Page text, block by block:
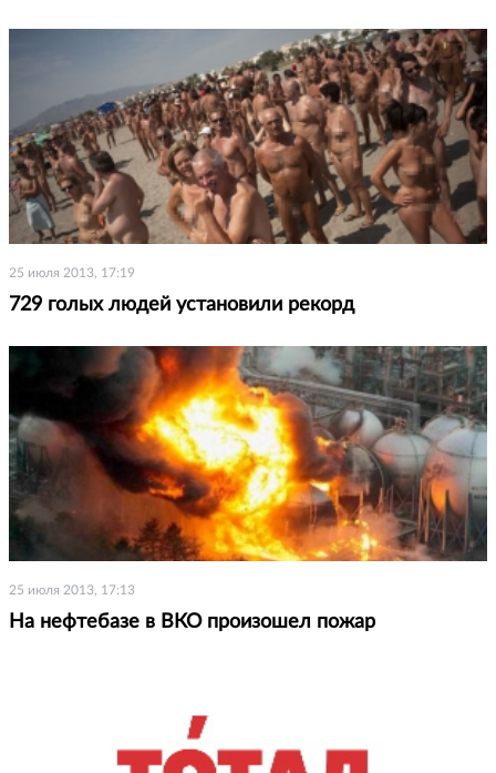
25 июля 2013, 17:19
729 голых людей установили рекорд
25 июля 2013, 17:13
На нефтебазе в ВКО произошел пожар